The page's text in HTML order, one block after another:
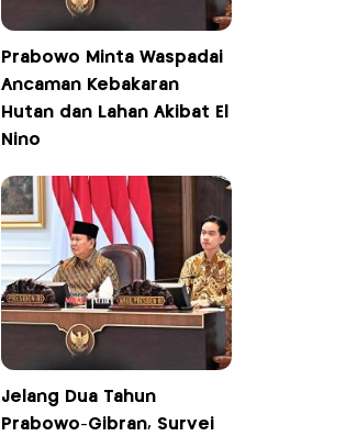
Prabowo Minta Waspadai
Ancaman Kebakaran
Hutan dan Lahan Akibat El
Nino
Jelang Dua Tahun
Prabowo-Gibran, Survei